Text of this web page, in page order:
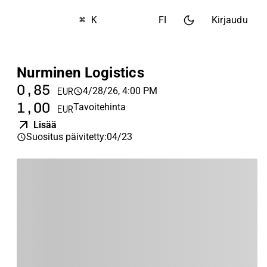
⌘ K FI Kirjaudu
Nurminen Logistics
0,85 EUR 4/28/26, 4:00 PM
1,00 EURTavoitehinta
Lisää
Suositus päivitetty:04/23